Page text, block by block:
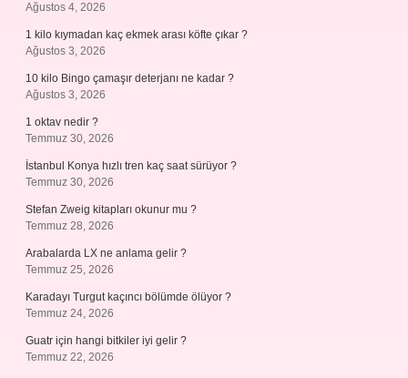
Ağustos 4, 2026
1 kilo kıymadan kaç ekmek arası köfte çıkar ?
Ağustos 3, 2026
10 kilo Bingo çamaşır deterjanı ne kadar ?
Ağustos 3, 2026
1 oktav nedir ?
Temmuz 30, 2026
İstanbul Konya hızlı tren kaç saat sürüyor ?
Temmuz 30, 2026
Stefan Zweig kitapları okunur mu ?
Temmuz 28, 2026
Arabalarda LX ne anlama gelir ?
Temmuz 25, 2026
Karadayı Turgut kaçıncı bölümde ölüyor ?
Temmuz 24, 2026
Guatr için hangi bitkiler iyi gelir ?
Temmuz 22, 2026